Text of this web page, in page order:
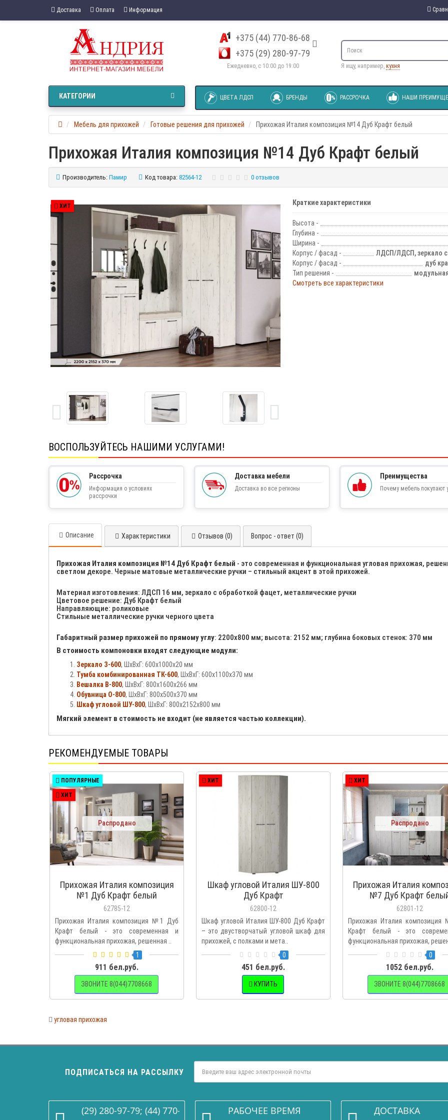
Доставка Оплата Информация
+375 (44) 770-86-68
+375 (29) 280-97-79
Ежедневно, с 10:00 до 19:00 Я ищу, например, кухня
ЦВЕТА ЛДСП БРЕНДЫ РАССРОЧКА НАШИ
КАТЕГОРИИ
Мебель для прихожей Готовые решения для прихожей Прихожая Италия композиция №14 Дуб Крафт белый
Прихожая Италия композиция №14 Дуб Крафт белый
Производитель: Памир Код товара: 82564-12 0 отзывов
ХИТ Краткие характеристики
Высота -
Глубина -
Ширина -
Корпус / фасад -
ЛДСП/ЛДСП, зеркало
Корпус / фасад -
дуб
Тип решения -
Смотреть все характеристики
ВОСПОЛЬЗУЙТЕСЬ НАШИМИ УСЛУГАМИ!
Рассрочка
Информация о условиях
рассрочки
Доставка мебели
Доставка во все регионы
Преимущества
Почему мебель покупают
Описание Характеристики Отзывов (0) Вопрос - ответ (0)
Прихожая Италия композиция №14 Дуб Крафт белый - это современная и функциональная угловая прихожая,
светлом декоре. Черные матовые металлические ручки – стильный акцент в этой прихожей.
Материал изготовления: ЛДСП 16 мм, зеркало с обработкой фацет, металлические ручки
Цветовое решение: Дуб Крафт белый
Направляющие: роликовые
Стильные металлические ручки черного цвета
Габаритный размер прихожей по прямому углу: 2200х800 мм; высота: 2152 мм; глубина боковых стенок: 370 мм
В стоимость компоновки входят следующие модули:
Зеркало З-600, ШхВхГ: 600х1000х20 мм
Тумба комбинированная ТК-600, ШхВхГ: 600х1100х370 мм
Вешалка В-800, ШхВхГ: 800х1600х266 мм
Обувница О-800, ШхВхГ: 800х500х370 мм
Шкаф угловой ШУ-800, ШхВхГ: 800х2152х800 мм
Мягкий элемент в стоимость не входит (не является частью коллекции).
РЕКОМЕНДУЕМЫЕ ТОВАРЫ
ПОПУЛЯРНЫЕ
ХИТ
Распродано
Прихожая Италия композиция
№1 Дуб Крафт белый
62785-12
Прихожая Италия композиция №1 Дуб
Крафт белый - это современная и
функциональная прихожая, решенная ..
1
911 бел.руб.
ЗВОНИТЕ 8(044)7708668
ХИТ
Шкаф угловой Италия ШУ-800
Дуб Крафт
62800-12
Шкаф угловой Италия ШУ-800 Дуб Крафт
– это двустворчатый угловой шкаф для
прихожей, с полками и мета..
0
451 бел.руб.
КУПИТЬ
ХИТ
Распродано
Прихожая Италия
№7 Дуб Крафт
62801-12
Прихожая Италия
Крафт белый - это
функциональная прихожая,
0
1052 бел.руб.
ЗВОНИТЕ 8(044)7708668
угловая прихожая
ПОДПИСАТЬСЯ НА РАССЫЛКУ
(29) 280-97-79; (44) 770-86-68 РАБОЧЕЕ ВРЕМЯ ДОСТАВКА